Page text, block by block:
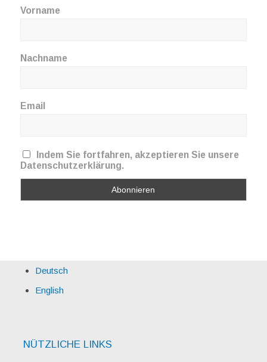
Vorname
Nachname
Email
Indem Sie fortfahren, akzeptieren Sie unsere
Datenschutzerklärung.
Deutsch
English
NÜTZLICHE LINKS